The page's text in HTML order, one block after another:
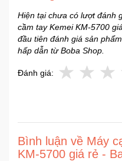
Hiện tại chưa có lượt đánh
cầm tay Kemei KM-5700
đầu tiên đánh giá sản
hấp dẫn từ Boba Shop.
Đánh giá:
Bình luận về Máy
KM-5700 giá rẻ -